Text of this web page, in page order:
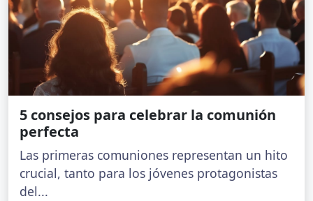
5 consejos para celebrar la comunión
perfecta
Las primeras comuniones representan un hito
crucial, tanto para los jóvenes protagonistas
del...